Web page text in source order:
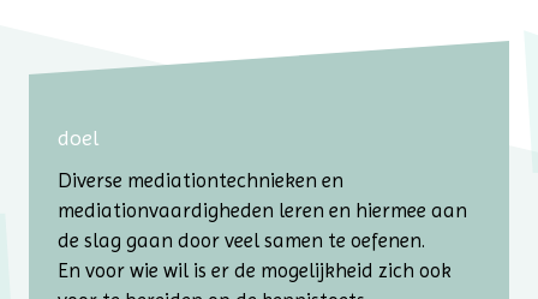
doel
Diverse mediationtechnieken en
mediationvaardigheden leren en hiermee aan
de slag gaan door veel samen te oefenen.
En voor wie wil is er de mogelijkheid zich ook